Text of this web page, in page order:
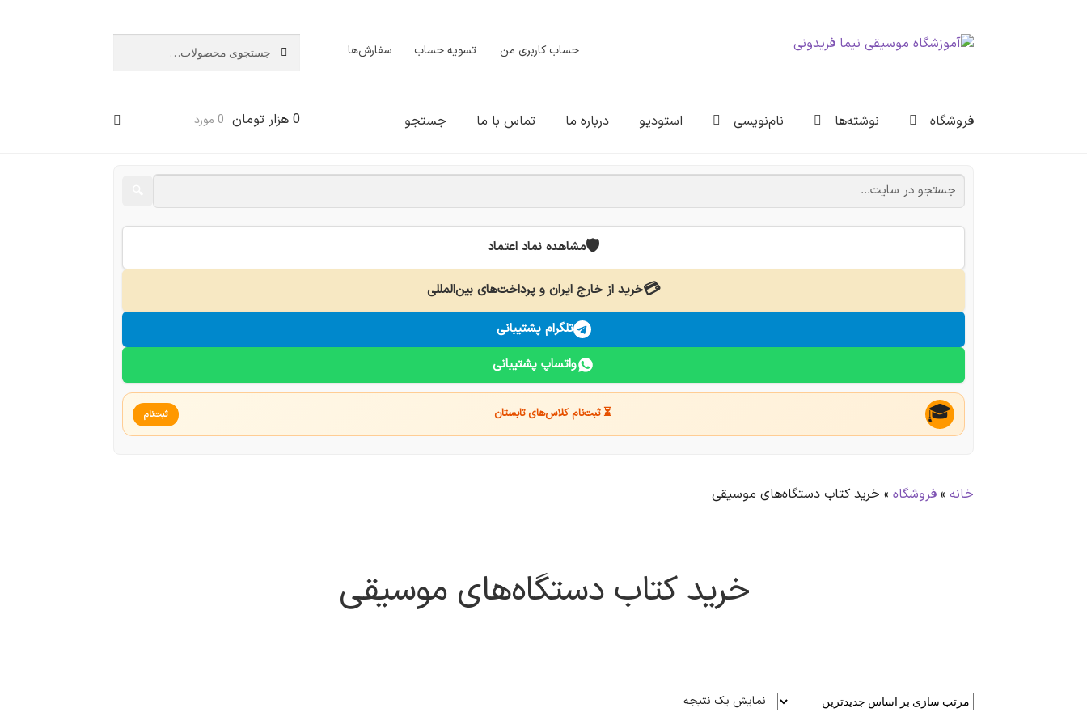
پرش
پرش
حساب کاربری من تسویه حساب سفارش‌ها
برای:
فروشگاه نوشته‌ها نام‌نویسی استودیو درباره ما تماس با ما جستجو 0 هزار تومان 0 مورد
🛡️مشاهده نماد اعتماد
💳خرید از خارج ایران و پرداخت‌های بین‌المللی
تلگرام پشتیبانی
واتساپ پشتیبانی
🎓 ⏳ ثبت‌نام کلاس‌های تابستان ثبت‌نام
خانه »فروشگاه » خرید کتاب دستگاه‌های موسیقی
خرید کتاب دستگاه‌های موسیقی
نمایش یک نتیجه